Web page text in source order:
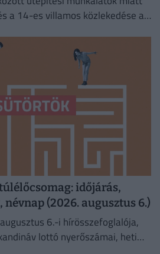
a 14-es villamos közlekedése a
időjárás,
(2026. augusztus 6.)
6.-i hírösszefoglalója,
lottó nyerőszámai, heti